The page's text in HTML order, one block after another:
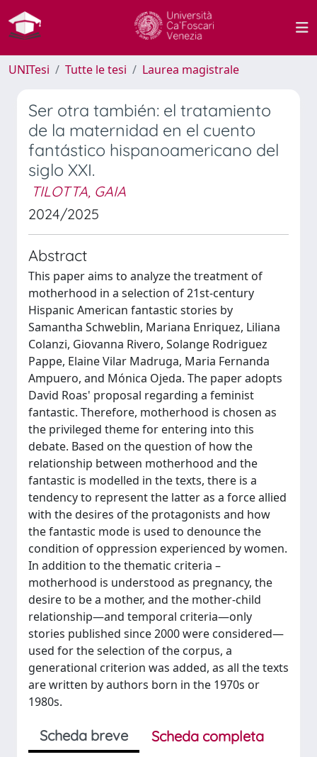
UNITesi Tutte le tesi Laurea magistrale
Ser otra también: el tratamiento
de la maternidad en el cuento
fantástico hispanoamericano del
siglo XXI.
TILOTTA, GAIA
2024/2025
Abstract
This paper aims to analyze the treatment of
motherhood in a selection of 21st-century
Hispanic American fantastic stories by
Samantha Schweblin, Mariana Enriquez, Liliana
Colanzi, Giovanna Rivero, Solange Rodriguez
Pappe, Elaine Vilar Madruga, Maria Fernanda
Ampuero, and Mónica Ojeda. The paper adopts
David Roas' proposal regarding a feminist
fantastic. Therefore, motherhood is chosen as
the privileged theme for entering into this
debate. Based on the question of how the
relationship between motherhood and the
fantastic is modelled in the texts, there is a
tendency to represent the latter as a force allied
with the desires of the protagonists and how
the fantastic mode is used to denounce the
condition of oppression experienced by women.
In addition to the thematic criteria –
motherhood is understood as pregnancy, the
desire to be a mother, and the mother-child
relationship—and temporal criteria—only
stories published since 2000 were considered—
used for the selection of the corpus, a
generational criterion was added, as all the texts
are written by authors born in the 1970s or
1980s.
Scheda breve
Scheda completa